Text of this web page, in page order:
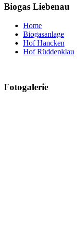
Biogas Liebenau
Home
Biogasanlage
Hof Hancken
Hof Rüddenklau
Fotogalerie